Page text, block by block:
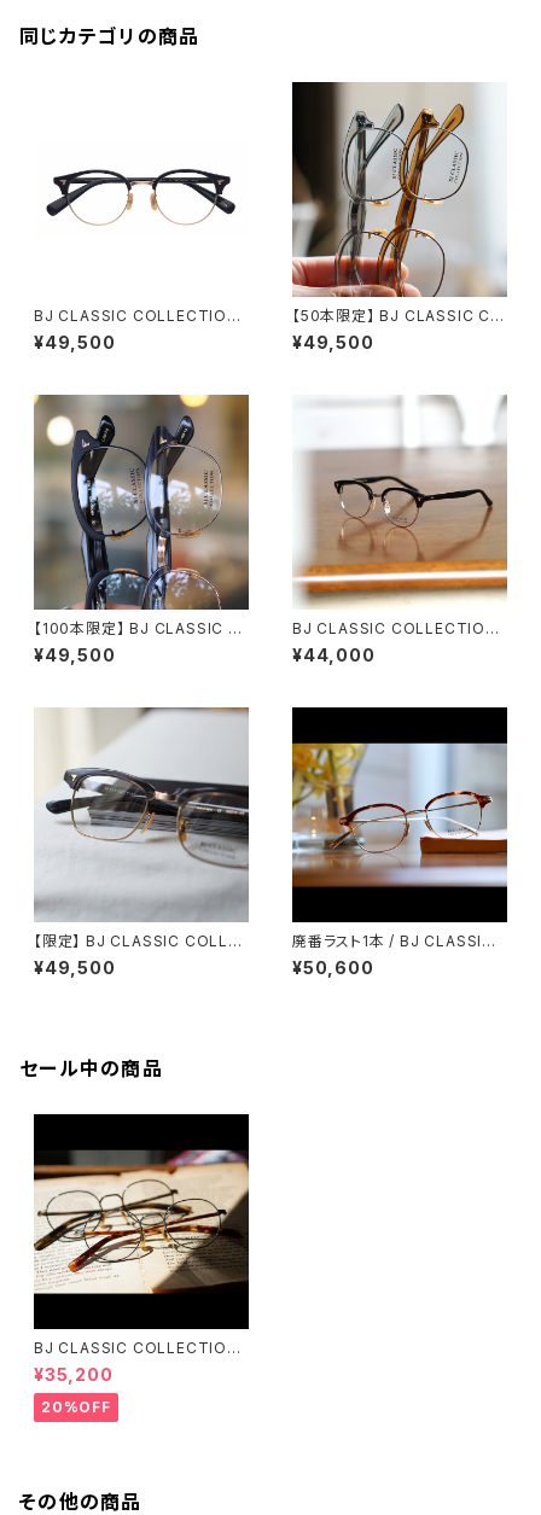
同じカテゴリの商品
BJ CLASSIC COLLECTION
S-703 BJクラシック ブロー サ
ーモント 2026ss
¥49,500
【50本限定】 BJ CLASSIC CO
LLECTION S-702 45 ブロー
サーモント メガネ
¥49,500
【100本限定】 BJ CLASSIC C
OLLECTION S-702 48 52
ブロー サーモント メガネ
¥49,500
BJ CLASSIC COLLECTION
S-841 / S-8430 BJクラシッ
ク ブロー
¥44,000
【限定】 BJ CLASSIC COLLE
CTION S-701 ブロー サーモ
ント メガネ
¥49,500
廃番ラスト1本 / BJ CLASSIC
COLLECTION S-732NT BJ
クラシック ブロー ブロウ
¥50,600
セール中の商品
BJ CLASSIC COLLECTION
¥35,200
20%OFF
その他の商品